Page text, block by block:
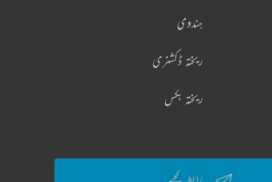
ہندوی
ریختہ ڈکشنری
ریختہ بکس
رابطہ کیجیے